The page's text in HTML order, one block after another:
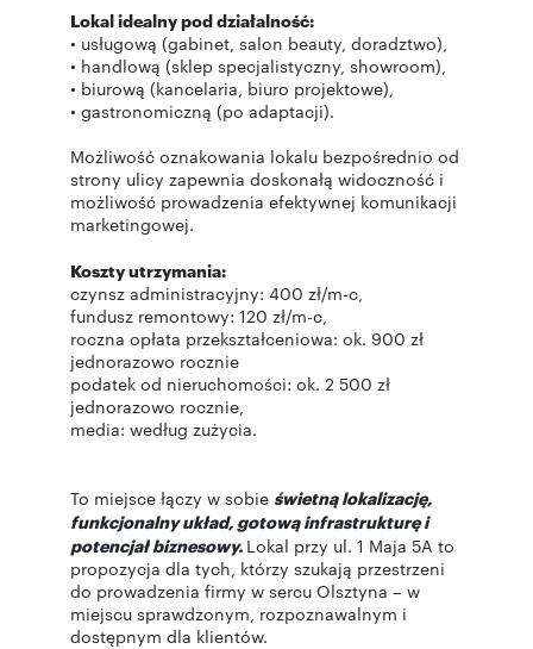
Lokal idealny pod działalność:
• usługową (gabinet, salon beauty, doradztwo),
• handlową (sklep specjalistyczny, showroom),
• biurową (kancelaria, biuro projektowe),
• gastronomiczną (po adaptacji).
Możliwość oznakowania lokalu bezpośrednio od
strony ulicy zapewnia doskonałą widoczność i
możliwość prowadzenia efektywnej komunikacji
marketingowej.
Koszty utrzymania:
czynsz administracyjny: 400 zł/m-c,
fundusz remontowy: 120 zł/m-c,
roczna opłata przekształceniowa: ok. 900 zł
jednorazowo rocznie
podatek od nieruchomości: ok. 2 500 zł
jednorazowo rocznie,
media: według zużycia.
To miejsce łączy w sobie świetną lokalizację,
funkcjonalny układ, gotową infrastrukturę i
potencjał biznesowy. Lokal przy ul. 1 Maja 5A to
propozycja dla tych, którzy szukają przestrzeni
do prowadzenia firmy w sercu Olsztyna – w
miejscu sprawdzonym, rozpoznawalnym i
dostępnym dla klientów.